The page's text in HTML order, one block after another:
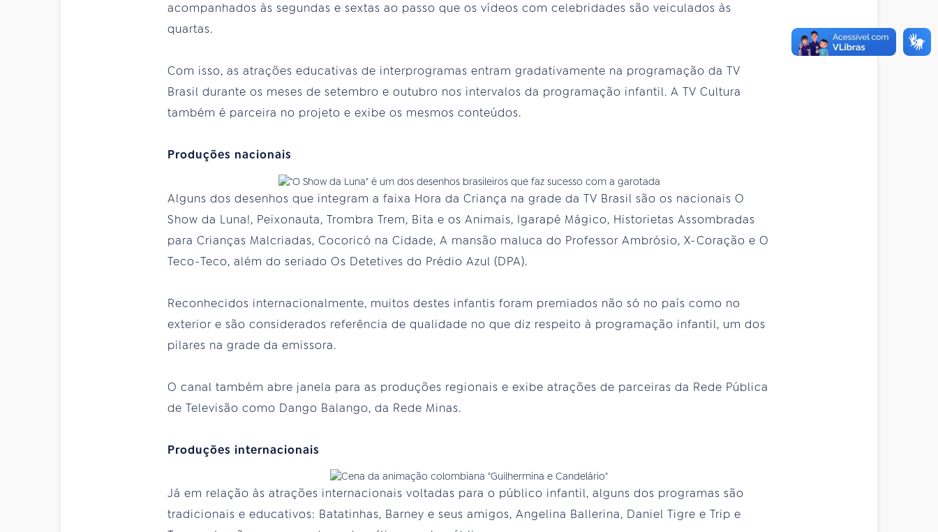
acompanhados às segundas e sextas ao passo que os vídeos com celebridades são veiculados às
quartas.
Com isso, as atrações educativas de interprogramas entram gradativamente na programação da TV
Brasil durante os meses de setembro e outubro nos intervalos da programação infantil. A TV Cultura
também é parceira no projeto e exibe os mesmos conteúdos.
Produções nacionais
Alguns dos desenhos que integram a faixa Hora da Criança na grade da TV Brasil são os nacionais O
Show da Luna!, Peixonauta, Trombra Trem, Bita e os Animais, Igarapé Mágico, Historietas Assombradas
para Crianças Malcriadas, Cocoricó na Cidade, A mansão maluca do Professor Ambrósio, X-Coração e O
Teco-Teco, além do seriado Os Detetives do Prédio Azul (DPA).
Reconhecidos internacionalmente, muitos destes infantis foram premiados não só no país como no
exterior e são considerados referência de qualidade no que diz respeito à programação infantil, um dos
pilares na grade da emissora.
O canal também abre janela para as produções regionais e exibe atrações de parceiras da Rede Pública
de Televisão como Dango Balango, da Rede Minas.
Produções internacionais
Já em relação às atrações internacionais voltadas para o público infantil, alguns dos programas são
tradicionais e educativos: Batatinhas, Barney e seus amigos, Angelina Ballerina, Daniel Tigre e Trip e